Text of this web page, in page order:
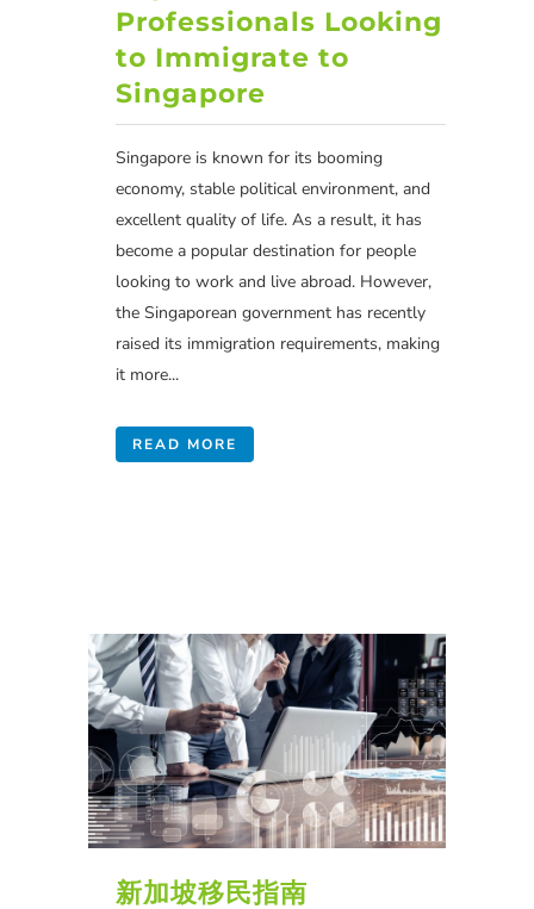
Professionals Looking
to Immigrate to
Singapore
Singapore is known for its booming
economy, stable political environment, and
excellent quality of life. As a result, it has
become a popular destination for people
looking to work and live abroad. However,
the Singaporean government has recently
raised its immigration requirements, making
it more...
READ MORE
新加坡移民指南